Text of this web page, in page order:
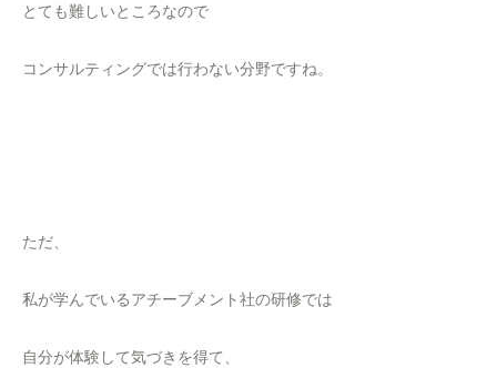
とても難しいところなので
コンサルティングでは行わない分野ですね。
ただ、
私が学んでいるアチーブメント社の研修では
自分が体験して気づきを得て、